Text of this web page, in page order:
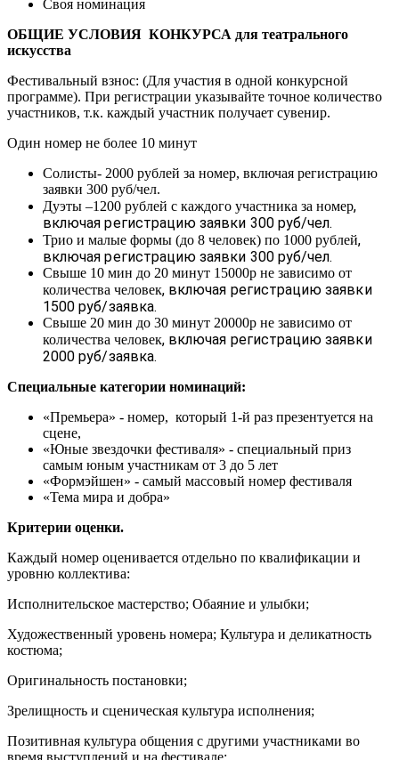
Своя номинация
ОБЩИЕ УСЛОВИЯ КОНКУРСА для театрального
искусства
Фестивальный взнос: (Для участия в одной конкурсной
программе). При регистрации указывайте точное количество
участников, т.к. каждый участник получает сувенир.
Один номер не более 10 минут
Солисты- 2000 рублей за номер, включая регистрацию
заявки 300 руб/чел.
Дуэты –1200 рублей с каждого участника за номер,
включая регистрацию заявки 300 руб/чел.
Трио и малые формы (до 8 человек) по 1000 рублей,
включая регистрацию заявки 300 руб/чел.
Свыше 10 мин до 20 минут 15000р не зависимо от
количества человек, включая регистрацию заявки
1500 руб/заявка.
Свыше 20 мин до 30 минут 20000р не зависимо от
количества человек, включая регистрацию заявки
2000 руб/заявка.
Специальные категории номинаций:
«Премьера» - номер, который 1-й раз презентуется на
сцене,
«Юные звездочки фестиваля» - специальный приз
самым юным участникам от 3 до 5 лет
«Формэйшен» - самый массовый номер фестиваля
«Тема мира и добра»
Критерии оценки.
Каждый номер оценивается отдельно по квалификации и
уровню коллектива:
Исполнительское мастерство; Обаяние и улыбки;
Художественный уровень номера; Культура и деликатность
костюма;
Оригинальность постановки;
Зрелищность и сценическая культура исполнения;
Позитивная культура общения с другими участниками во
время выступлений и на фестивале;